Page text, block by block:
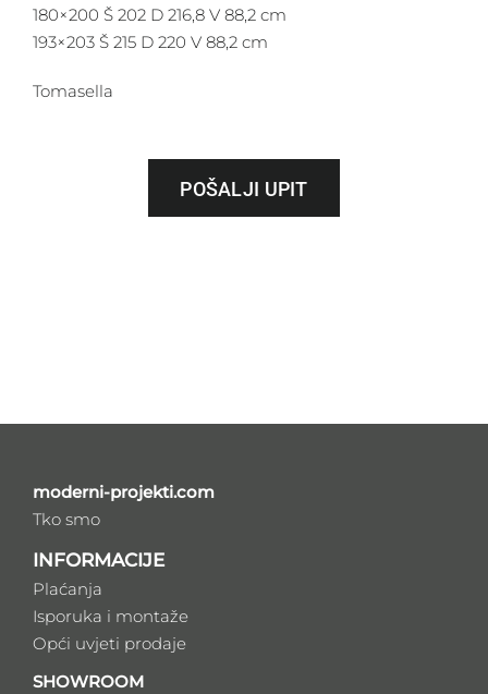
180×200 Š 202 D 216,8 V 88,2 cm
193×203 Š 215 D 220 V 88,2 cm
Tomasella
POŠALJI UPIT
moderni-projekti.com
Tko smo
INFORMACIJE
Plaćanja
Isporuka i montaže
Opći uvjeti prodaje
SHOWROOM